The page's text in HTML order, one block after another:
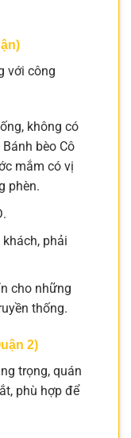
với công
không có
bèo Cô
mắm có vị
phèn.
phải
cho những
thống.
2)
trọng, quán
phù hợp để